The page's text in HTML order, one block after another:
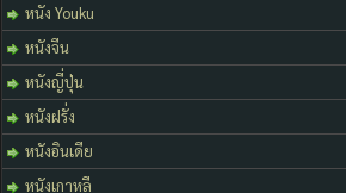
หนัง Youku
หนังจีน
หนังญี่ปุ่น
หนังฝรั่ง
หนังอินเดีย
หนังเกาหลี